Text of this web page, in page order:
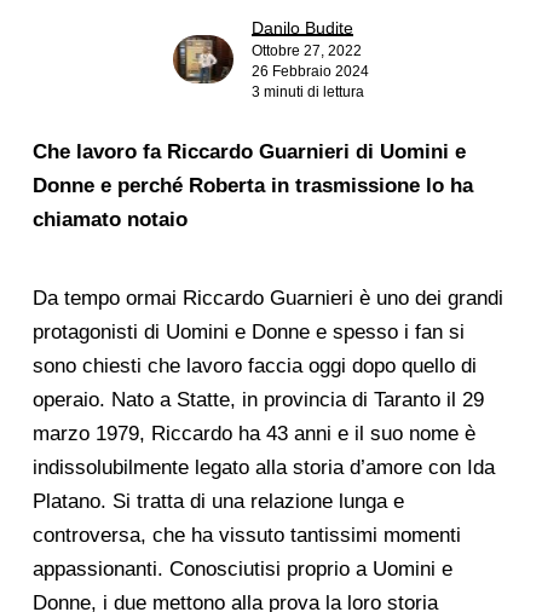
Danilo Budite
Ottobre 27, 2022
26 Febbraio 2024
3 minuti di lettura
Che lavoro fa Riccardo Guarnieri di Uomini e
Donne e perché Roberta in trasmissione lo ha
chiamato notaio
Da tempo ormai Riccardo Guarnieri è uno dei grandi
protagonisti di Uomini e Donne e spesso i fan si
sono chiesti che lavoro faccia oggi dopo quello di
operaio. Nato a Statte, in provincia di Taranto il 29
marzo 1979, Riccardo ha 43 anni e il suo nome è
indissolubilmente legato alla storia d’amore con Ida
Platano. Si tratta di una relazione lunga e
controversa, che ha vissuto tantissimi momenti
appassionanti. Conosciutisi proprio a Uomini e
Donne, i due mettono alla prova la loro storia